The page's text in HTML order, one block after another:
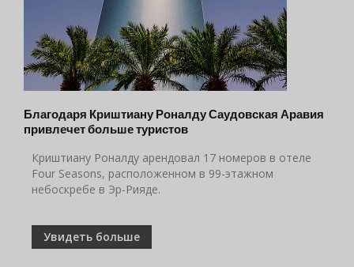
Благодаря Криштиану Роналду Саудовская Аравия
привлечет больше туристов
Криштиану Роналду арендовал 17 номеров в отеле
Four Seasons, расположенном в 99-этажном
небоскребе в Эр-Рияде.
Увидеть больше